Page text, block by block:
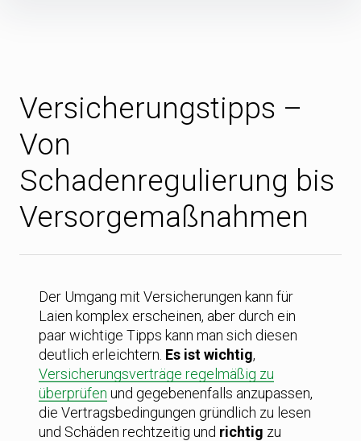
Versicherungstipps –
Von
Schadenregulierung bis
Versorgemaßnahmen
Der Umgang mit Versicherungen kann für
Laien komplex erscheinen, aber durch ein
paar wichtige Tipps kann man sich diesen
deutlich erleichtern. Es ist wichtig,
Versicherungsverträge regelmäßig zu
überprüfen und gegebenenfalls anzupassen,
die Vertragsbedingungen gründlich zu lesen
und Schäden rechtzeitig und richtig zu